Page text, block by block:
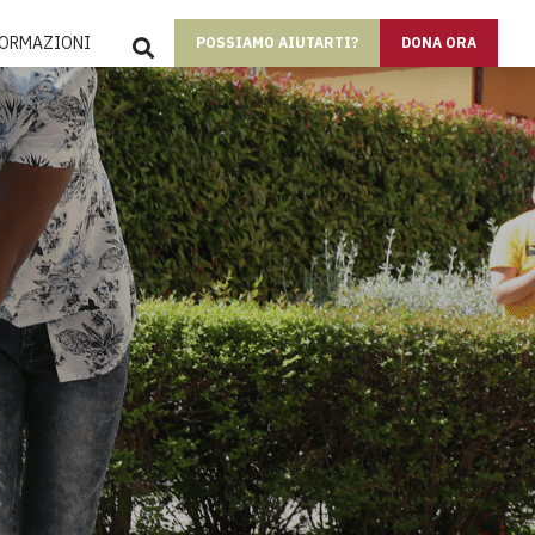
POSSIAMO AIUTARTI? DONA ORA